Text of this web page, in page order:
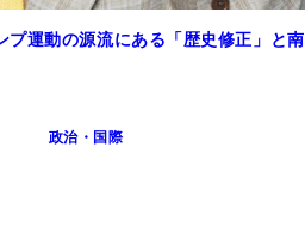
プ運動の源流にある「歴史修正」と南
政治・国際